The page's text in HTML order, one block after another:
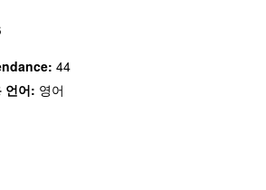
44
언어: 영어